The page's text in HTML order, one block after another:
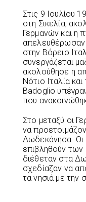
Στις 9 Ιουλίου
στη Σικελία,
Γερμανών και η
απελευθέρωσαν
στην Βόρειο
συνεργάζεται
ακολούθησε η
Νότιο Ιταλία
Badoglio
που
Στο μεταξύ οι
να
Δωδεκάνησα. Οι
επιβληθούν των
διέθεταν στα
σχεδίαζαν να
τα νησιά με την